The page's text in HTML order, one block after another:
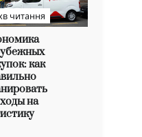
читання
как
на